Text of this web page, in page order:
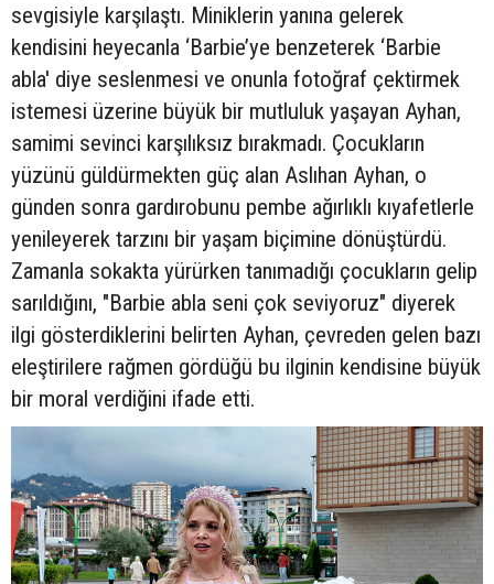
sevgisiyle karşılaştı. Miniklerin yanına gelerek
kendisini heyecanla ‘Barbie’ye benzeterek ‘Barbie
abla' diye seslenmesi ve onunla fotoğraf çektirmek
istemesi üzerine büyük bir mutluluk yaşayan Ayhan,
samimi sevinci karşılıksız bırakmadı. Çocukların
yüzünü güldürmekten güç alan Aslıhan Ayhan, o
günden sonra gardırobunu pembe ağırlıklı kıyafetlerle
yenileyerek tarzını bir yaşam biçimine dönüştürdü.
Zamanla sokakta yürürken tanımadığı çocukların gelip
sarıldığını, "Barbie abla seni çok seviyoruz" diyerek
ilgi gösterdiklerini belirten Ayhan, çevreden gelen bazı
eleştirilere rağmen gördüğü bu ilginin kendisine büyük
bir moral verdiğini ifade etti.